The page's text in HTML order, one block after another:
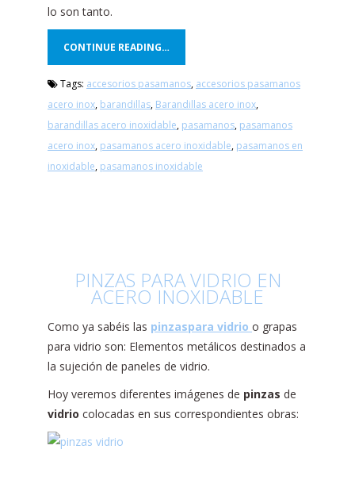
lo son tanto.
CONTINUE READING…
Tags: accesorios pasamanos, accesorios pasamanos
acero inox, barandillas, Barandillas acero inox,
barandillas acero inoxidable, pasamanos, pasamanos
acero inox, pasamanos acero inoxidable, pasamanos en
inoxidable, pasamanos inoxidable
PINZAS PARA VIDRIO EN
ACERO INOXIDABLE
Como ya sabéis las pinzaspara vidrio o grapas
para vidrio son: Elementos metálicos destinados a
la sujeción de paneles de vidrio.
Hoy veremos diferentes imágenes de pinzas de
vidrio colocadas en sus correspondientes obras: